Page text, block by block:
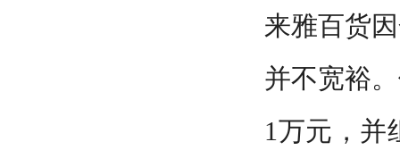
来雅百货
并不宽裕
1万元，并